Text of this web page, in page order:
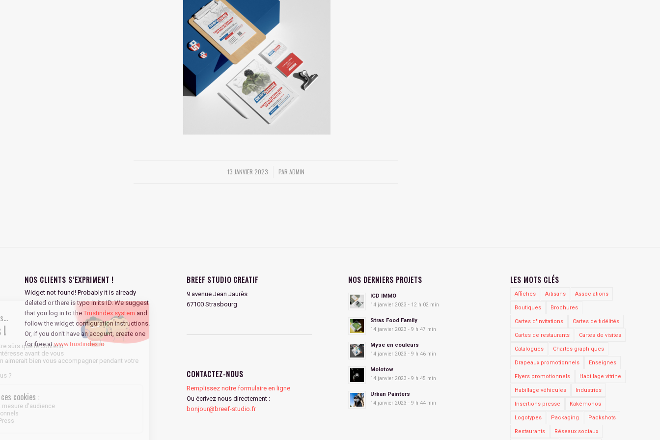
13 JANVIER 2023
/ PAR ADMIN
NOS CLIENTS S’EXPRIMENT !
Widget not found! Probably it is already
deleted or there is typo in its ID. We suggest
that you log in to the Trustindex system and
follow the widget configuration instructions.
Or, if you don't have an account, create one
for free atwww.trustindex.io
BREEF STUDIO CREATIF
9 avenue Jean Jaurès
67100 Strasbourg
CONTACTEZ-NOUS
Remplissez notre formulaire en ligne
Ou écrivez nous directement :
bonjour@breef-studio.fr
NOS DERNIERS PROJETS
ICD IMMO
14 janvier 2023 - 12 h 02 min
Stras Food Family
14 janvier 2023 - 9 h 47 min
Myse en couleurs
14 janvier 2023 - 9 h 46 min
Molotow
14 janvier 2023 - 9 h 45 min
Urban Painters
14 janvier 2023 - 9 h 44 min
LES MOTS CLÉS
Affiches Artisans Associations
Boutiques Brochures
Cartes d'invitations Cartes de fidélités
Cartes de restaurants Cartes de visites
Catalogues Chartes graphiques
Drapeaux promotionnels Enseignes
Flyers promotionnels Habillage vitrine
Habillage véhicules Industries
Insertions presse Kakémonos
Logotypes Packaging Packshots
Restaurants Réseaux sociaux